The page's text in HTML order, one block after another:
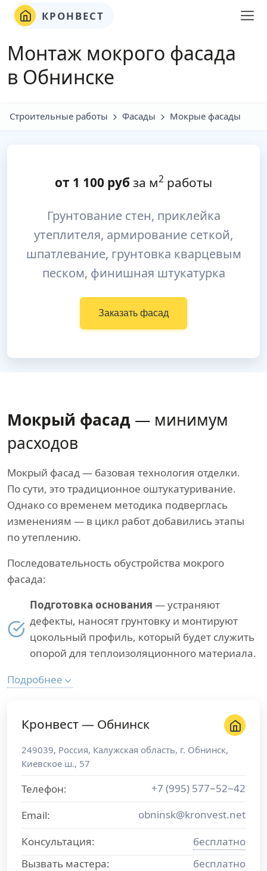
КРОНВЕСТ
Монтаж мокрого фасада
в Обнинске
Строительные работы Фасады Мокрые фасады
от 1 100 руб за м2 работы
Грунтование стен, приклейка
утеплителя, армирование сеткой,
шпатлевание, грунтовка кварцевым
песком, финишная штукатурка
Заказать фасад
Мокрый фасад — минимум
расходов
Мокрый фасад — базовая технология отделки.
По сути, это традиционное оштукатуривание.
Однако со временем методика подверглась
изменениям — в цикл работ добавились этапы
по утеплению.
Последовательность обустройства мокрого
фасада:
Подготовка основания — устраняют
дефекты, наносят грунтовку и монтируют
цокольный профиль, который будет служить
опорой для теплоизоляционного материала.
Подробнее
Кронвест — Обнинск
249039, Россия, Калужская область, г. Обнинск,
Киевское ш., 57
Телефон:
+7 (995) 577−52−42
Email:
obninsk@kronvest.net
Консультация:
бесплатно
Вызвать мастера:
бесплатно